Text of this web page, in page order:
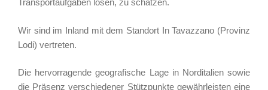
Transportaufgaben lösen, zu schätzen.
Wir sind im Inland mit dem Standort In Tavazzano (Provinz
Lodi) vertreten.
Die hervorragende geografische Lage in Norditalien sowie
die Präsenz verschiedener Stützpunkte gewährleisten eine